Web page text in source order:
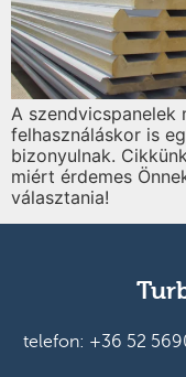
A szendvicspanelek
felhasználáskor is
bizonyulnak.
miért érdemes
választania!
telefon: +36 52